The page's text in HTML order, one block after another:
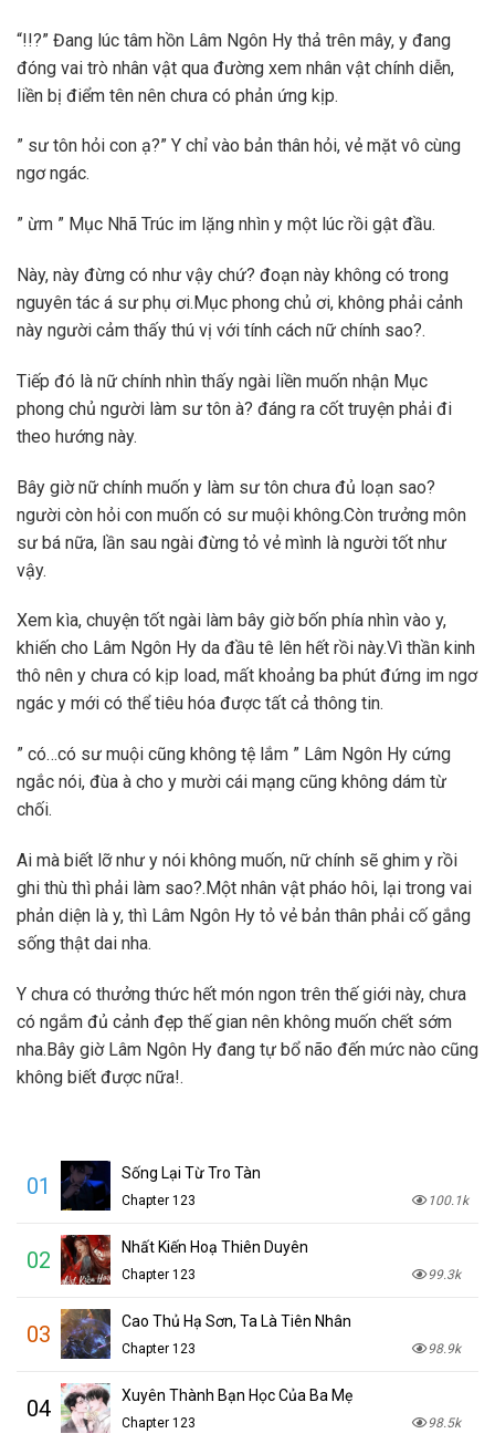
“!!?” Đang lúc tâm hồn Lâm Ngôn Hy thả trên mây, y đang
đóng vai trò nhân vật qua đường xem nhân vật chính diễn,
liền bị điểm tên nên chưa có phản ứng kịp.
” sư tôn hỏi con ạ?” Y chỉ vào bản thân hỏi, vẻ mặt vô cùng
ngơ ngác.
” ừm ” Mục Nhã Trúc im lặng nhìn y một lúc rồi gật đầu.
Này, này đừng có như vậy chứ? đoạn này không có trong
nguyên tác á sư phụ ơi.Mục phong chủ ơi, không phải cảnh
này người cảm thấy thú vị với tính cách nữ chính sao?.
Tiếp đó là nữ chính nhìn thấy ngài liền muốn nhận Mục
phong chủ người làm sư tôn à? đáng ra cốt truyện phải đi
theo hướng này.
Bây giờ nữ chính muốn y làm sư tôn chưa đủ loạn sao?
người còn hỏi con muốn có sư muội không.Còn trưởng môn
sư bá nữa, lần sau ngài đừng tỏ vẻ mình là người tốt như
vậy.
Xem kìa, chuyện tốt ngài làm bây giờ bốn phía nhìn vào y,
khiến cho Lâm Ngôn Hy da đầu tê lên hết rồi này.Vì thần kinh
thô nên y chưa có kịp load, mất khoảng ba phút đứng im ngơ
ngác y mới có thể tiêu hóa được tất cả thông tin.
” có…có sư muội cũng không tệ lắm ” Lâm Ngôn Hy cứng
ngắc nói, đùa à cho y mười cái mạng cũng không dám từ
chối.
Ai mà biết lỡ như y nói không muốn, nữ chính sẽ ghim y rồi
ghi thù thì phải làm sao?.Một nhân vật pháo hôi, lại trong vai
phản diện là y, thì Lâm Ngôn Hy tỏ vẻ bản thân phải cố gắng
sống thật dai nha.
Y chưa có thưởng thức hết món ngon trên thế giới này, chưa
có ngắm đủ cảnh đẹp thế gian nên không muốn chết sớm
nha.Bây giờ Lâm Ngôn Hy đang tự bổ não đến mức nào cũng
không biết được nữa!.
01 Sống Lại Từ Tro Tàn
Chapter 123 100.1k
02 Nhất Kiến Hoạ Thiên Duyên
Chapter 123 99.3k
03 Cao Thủ Hạ Sơn, Ta Là Tiên Nhân
Chapter 123 98.9k
04 Xuyên Thành Bạn Học Của Ba Mẹ
Chapter 123 98.5k